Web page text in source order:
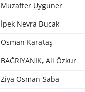
Muzaffer Uyguner
İpek Nevra Bucak
Osman Karataş
BAĞRIYANIK, Ali Özkur
Ziya Osman Saba